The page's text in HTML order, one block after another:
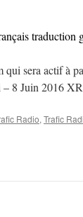
traduction
sera actif à
– 8 Juin 2016
Radio, Trafic